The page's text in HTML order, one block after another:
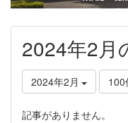
2024年2月
2024年2月 100
記事がありません。